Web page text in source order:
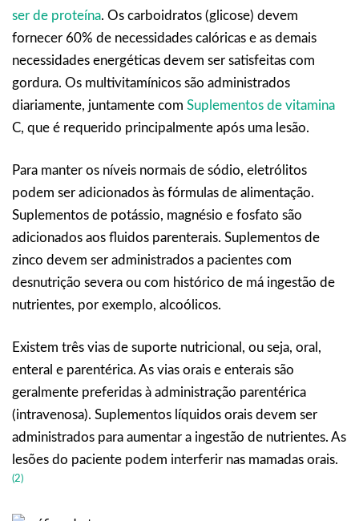
ser de proteína. Os carboidratos (glicose) devem
fornecer 60% de necessidades calóricas e as demais
necessidades energéticas devem ser satisfeitas com
gordura. Os multivitamínicos são administrados
diariamente, juntamente com Suplementos de vitamina
C, que é requerido principalmente após uma lesão.
Para manter os níveis normais de sódio, eletrólitos
podem ser adicionados às fórmulas de alimentação.
Suplementos de potássio, magnésio e fosfato são
adicionados aos fluidos parenterais. Suplementos de
zinco devem ser administrados a pacientes com
desnutrição severa ou com histórico de má ingestão de
nutrientes, por exemplo, alcoólicos.
Existem três vias de suporte nutricional, ou seja, oral,
enteral e parentérica. As vias orais e enterais são
geralmente preferidas à administração parentérica
(intravenosa). Suplementos líquidos orais devem ser
administrados para aumentar a ingestão de nutrientes. As
lesões do paciente podem interferir nas mamadas orais.
(2)